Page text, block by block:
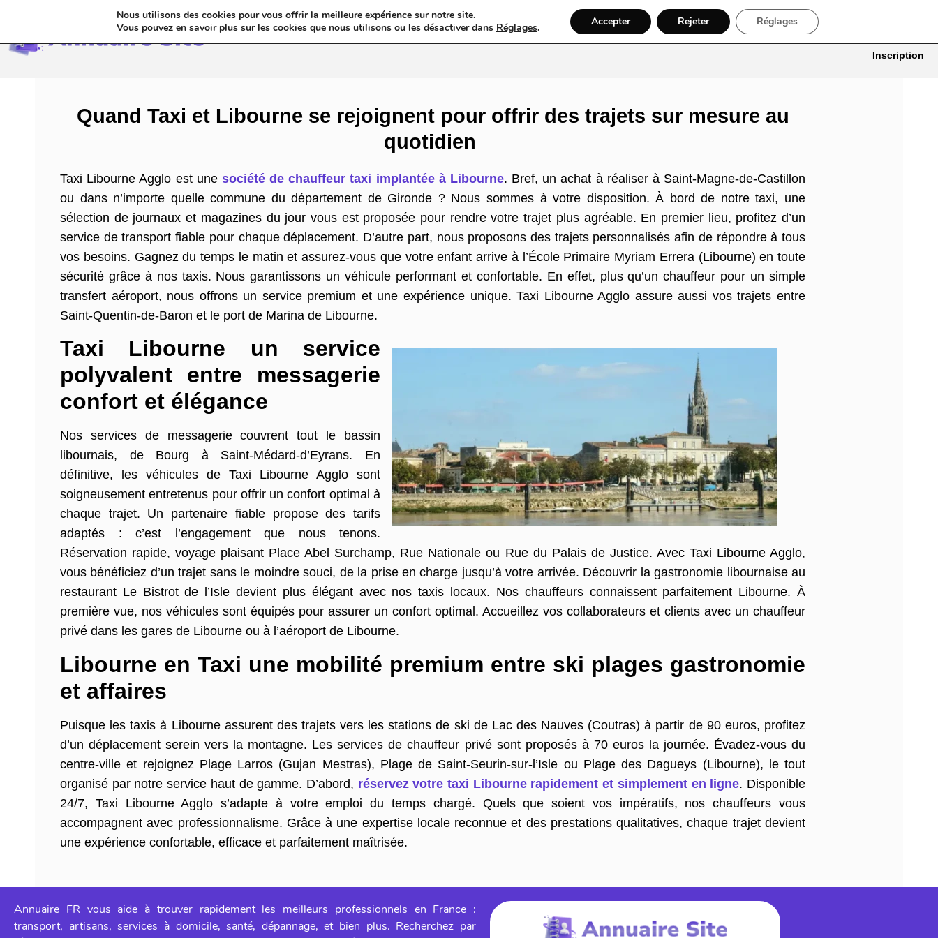
Annuaires & Blogs Web Taxi VTC Ambulance Locations De Voitures Bâtiment, Artisans & Électriciens
Inscription
Quand Taxi et Libourne se rejoignent pour offrir des trajets sur mesure au
quotidien
Taxi Libourne Agglo est une société de chauffeur taxi implantée à Libourne. Bref, un achat à réaliser à Saint-Magne-de-Castillon
ou dans n’importe quelle commune du département de Gironde ? Nous sommes à votre disposition. À bord de notre taxi, une
sélection de journaux et magazines du jour vous est proposée pour rendre votre trajet plus agréable. En premier lieu, profitez d’un
service de transport fiable pour chaque déplacement. D’autre part, nous proposons des trajets personnalisés afin de répondre à tous
vos besoins. Gagnez du temps le matin et assurez-vous que votre enfant arrive à l’École Primaire Myriam Errera (Libourne) en toute
sécurité grâce à nos taxis. Nous garantissons un véhicule performant et confortable. En effet, plus qu’un chauffeur pour un simple
transfert aéroport, nous offrons un service premium et une expérience unique. Taxi Libourne Agglo assure aussi vos trajets entre
Saint-Quentin-de-Baron et le port de Marina de Libourne.
Taxi Libourne un service
polyvalent entre messagerie
confort et élégance
Nos services de messagerie couvrent tout le bassin
libournais, de Bourg à Saint-Médard-d’Eyrans. En
définitive, les véhicules de Taxi Libourne Agglo sont
soigneusement entretenus pour offrir un confort optimal à
chaque trajet. Un partenaire fiable propose des tarifs
adaptés : c’est l’engagement que nous tenons.
Réservation rapide, voyage plaisant Place Abel Surchamp, Rue Nationale ou Rue du Palais de Justice. Avec Taxi Libourne Agglo,
vous bénéficiez d’un trajet sans le moindre souci, de la prise en charge jusqu’à votre arrivée. Découvrir la gastronomie libournaise au
restaurant Le Bistrot de l’Isle devient plus élégant avec nos taxis locaux. Nos chauffeurs connaissent parfaitement Libourne. À
première vue, nos véhicules sont équipés pour assurer un confort optimal. Accueillez vos collaborateurs et clients avec un chauffeur
privé dans les gares de Libourne ou à l’aéroport de Libourne.
Libourne en Taxi une mobilité premium entre ski plages gastronomie
et affaires
Puisque les taxis à Libourne assurent des trajets vers les stations de ski de Lac des Nauves (Coutras) à partir de 90 euros, profitez
d’un déplacement serein vers la montagne. Les services de chauffeur privé sont proposés à 70 euros la journée. Évadez-vous du
centre-ville et rejoignez Plage Larros (Gujan Mestras), Plage de Saint-Seurin-sur-l’Isle ou Plage des Dagueys (Libourne), le tout
organisé par notre service haut de gamme. D’abord, réservez votre taxi Libourne rapidement et simplement en ligne. Disponible
24/7, Taxi Libourne Agglo s’adapte à votre emploi du temps chargé. Quels que soient vos impératifs, nos chauffeurs vous
accompagnent avec professionnalisme. Grâce à une expertise locale reconnue et des prestations qualitatives, chaque trajet devient
une expérience confortable, efficace et parfaitement maîtrisée.
Annuaire FR vous aide à trouver rapidement les meilleurs professionnels en France :
transport, artisans, services à domicile, santé, dépannage, et bien plus. Recherchez par
Nous utilisons des cookies pour vous offrir la meilleure expérience sur notre site.
Vous pouvez en savoir plus sur les cookies que nous utilisons ou les désactiver dans Réglages. Accepter Rejeter Réglages